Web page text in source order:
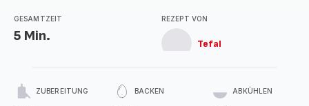
GESAMTZEIT
5 Min.
REZEPT VON
Tefal
ZUBEREITUNG BACKEN ABKÜHLEN